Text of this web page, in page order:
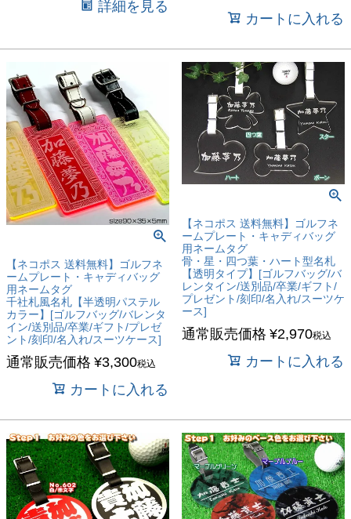
詳細を見る
カートに入れる
【ネコポス 送料無料】ゴルフネ
ームプレート・キャディバッグ
用ネームタグ
千社札風名札【半透明パステル
カラー】[ゴルフバッグ/バレンタ
イン/送別品/卒業/ギフト/プレゼ
ント/刻印/名入れ/スーツケース]
通常販売価格 ¥3,300税込
カートに入れる
【ネコポス 送料無料】ゴルフネ
ームプレート・キャディバッグ
用ネームタグ
骨・星・四つ葉・ハート型名札
【透明タイプ】[ゴルフバッグ/バ
レンタイン/送別品/卒業/ギフト/
プレゼント/刻印/名入れ/スーツケ
ース]
通常販売価格 ¥2,970税込
カートに入れる